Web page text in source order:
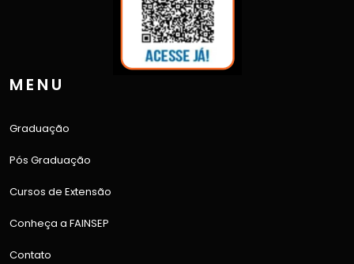
MENU
Graduação
Pós Graduação
Cursos de Extensão
Conheça a FAINSEP
Contato